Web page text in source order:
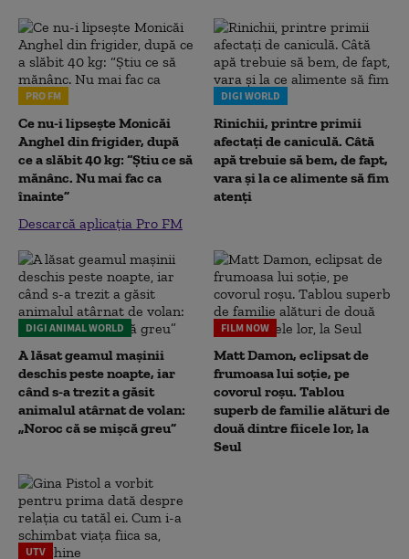
PRO FM
Ce nu-i lipsește Monicăi
Anghel din frigider, după
ce a slăbit 40 kg: “Știu ce să
mănânc. Nu mai fac ca
înainte”
Descarcă aplicația Pro FM
DIGI WORLD
Rinichii, printre primii
afectați de caniculă. Câtă
apă trebuie să bem, de fapt,
vara și la ce alimente să fim
atenți
DIGI ANIMAL WORLD
A lăsat geamul mașinii
deschis peste noapte, iar
când s-a trezit a găsit
animalul atârnat de volan:
„Noroc că se mișcă greu”
FILM NOW
Matt Damon, eclipsat de
frumoasa lui soție, pe
covorul roșu. Tablou
superb de familie alături de
două dintre fiicele lor, la
Seul
UTV